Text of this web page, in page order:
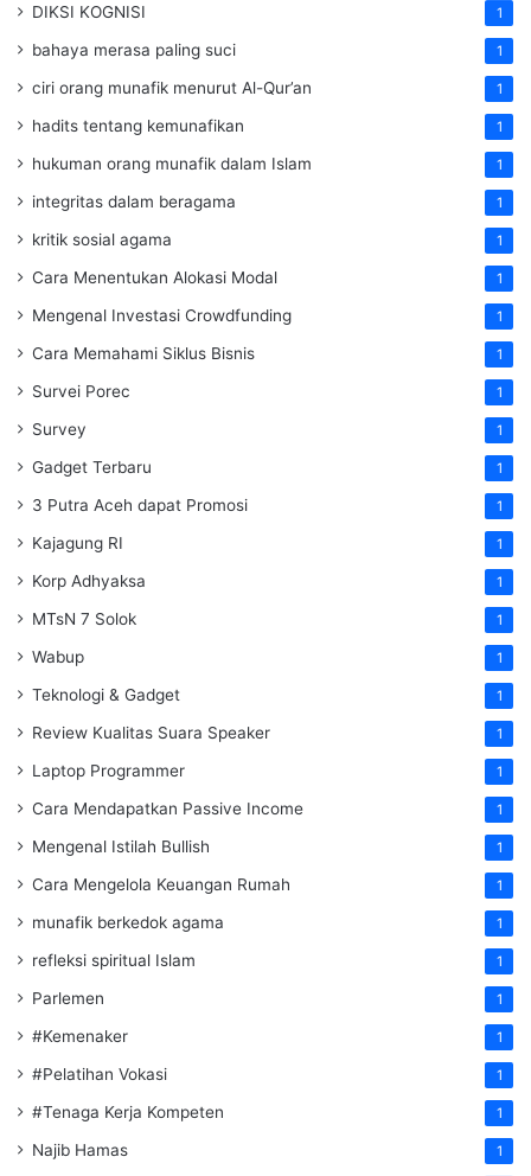
DIKSI KOGNISI 1
bahaya merasa paling suci 1
ciri orang munafik menurut Al-Qur’an 1
hadits tentang kemunafikan 1
hukuman orang munafik dalam Islam 1
integritas dalam beragama 1
kritik sosial agama 1
Cara Menentukan Alokasi Modal 1
Mengenal Investasi Crowdfunding 1
Cara Memahami Siklus Bisnis 1
Survei Porec 1
Survey 1
Gadget Terbaru 1
3 Putra Aceh dapat Promosi 1
Kajagung RI 1
Korp Adhyaksa 1
MTsN 7 Solok 1
Wabup 1
Teknologi & Gadget 1
Review Kualitas Suara Speaker 1
Laptop Programmer 1
Cara Mendapatkan Passive Income 1
Mengenal Istilah Bullish 1
Cara Mengelola Keuangan Rumah 1
munafik berkedok agama 1
refleksi spiritual Islam 1
Parlemen 1
#Kemenaker 1
#Pelatihan Vokasi 1
#Tenaga Kerja Kompeten 1
Najib Hamas 1